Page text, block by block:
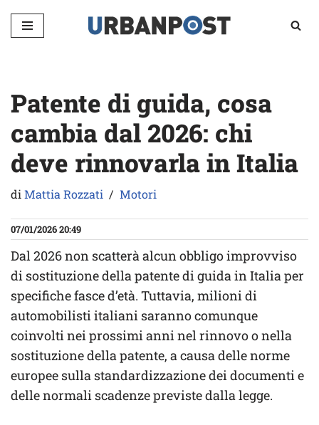
Vai
Patente di guida, cosa
cambia dal 2026: chi
deve rinnovarla in Italia
diMattia Rozzati Motori
07/01/2026 20:49
Dal 2026 non scatterà alcun obbligo improvviso
di sostituzione della patente di guida in Italia per
specifiche fasce d’età. Tuttavia, milioni di
automobilisti italiani saranno comunque
coinvolti nei prossimi anni nel rinnovo o nella
sostituzione della patente, a causa delle norme
europee sulla standardizzazione dei documenti e
delle normali scadenze previste dalla legge.